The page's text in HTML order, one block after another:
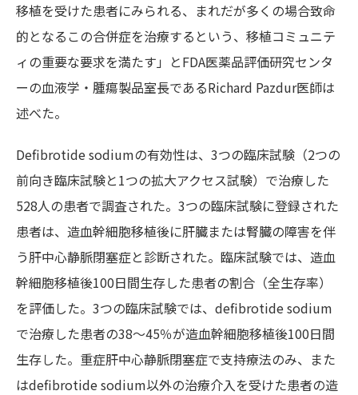
移植を受けた患者にみられる、まれだが多くの場合致命
的となるこの合併症を治療するという、移植コミュニテ
ィの重要な要求を満たす」とFDA医薬品評価研究センタ
ーの血液学・腫瘍製品室長であるRichard Pazdur医師は
述べた。
Defibrotide sodiumの有効性は、3つの臨床試験（2つの
前向き臨床試験と1つの拡大アクセス試験）で治療した
528人の患者で調査された。3つの臨床試験に登録された
患者は、造血幹細胞移植後に肝臓または腎臓の障害を伴
う肝中心静脈閉塞症と診断された。臨床試験では、造血
幹細胞移植後100日間生存した患者の割合（全生存率）
を評価した。3つの臨床試験では、defibrotide sodium
で治療した患者の38～45％が造血幹細胞移植後100日間
生存した。重症肝中心静脈閉塞症で支持療法のみ、また
はdefibrotide sodium以外の治療介入を受けた患者の造